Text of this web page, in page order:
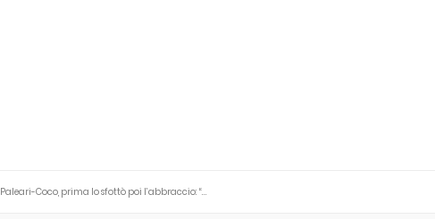
Paleari-Coco, prima lo sfottò poi l’abbraccio: “…